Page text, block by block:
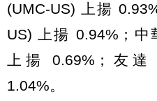
(UMC-US) 上揚
US) 上揚 0.94%；中
上揚 0.69%；友達
1.04%。